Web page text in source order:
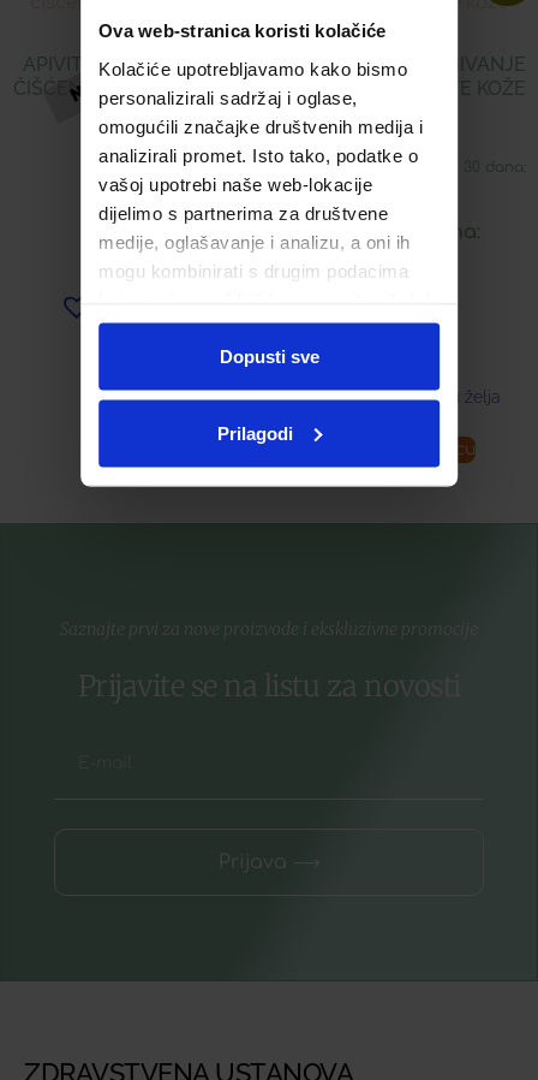
Ova web-stranica koristi kolačiće
Kolačiće upotrebljavamo kako bismo
personalizirali sadržaj i oglase,
omogućili značajke društvenih medija i
analizirali promet. Isto tako, podatke o
vašoj upotrebi naše web-lokacije
dijelimo s partnerima za društvene
medije, oglašavanje i analizu, a oni ih
mogu kombinirati s drugim podacima
ste upotrebljavali njihove usluge.
Dopusti sve
Prilagodi
APIVITA 3U1 MLIJEKO ZA
ČIŠĆENJE LICA S MEDOM I
KAMILICOM
16,89€
APIVITA GEL ZA UMIVANJE
MASNE I MJEŠOVITE KOŽE
Najniža cijena u zadnjih 30 dana:
Snižena cijena:
Dodaj u listu želja
Dodaj u košaricu
Saznajte prvi za nove proizvode i ekskluzivne promocije
Prijavite se na listu za novosti
Prijava ⟶
ZDRAVSTVENA USTANOVA